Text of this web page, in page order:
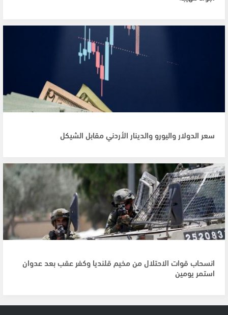
سعر الدولار واليورو والدينار الأردني مقابل الشيكل
انسحاب قوات الاحتلال من مخيم قلنديا وكفر عقب بعد عدوان
استمر يومين